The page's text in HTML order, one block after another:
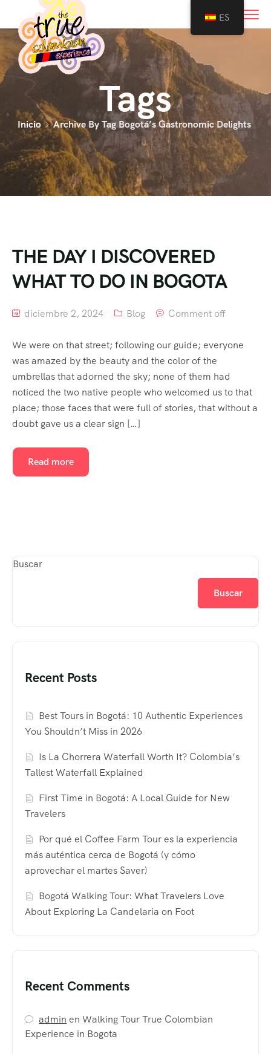
Tags
Inicio Archive By Tag Bogotá’s Gastronomic Delights
THE DAY I DISCOVERED
WHAT TO DO IN BOGOTA
diciembre 2, 2024 Blog Comment off
We were on that street; following our guide; everyone
was amazed by the beauty and the color of the
umbrellas that adorned the sky; none of them had
noticed the two native people who welcomed us to that
place; those faces that were full of stories, that without a
doubt gave us a clear sign […]
Read more
Buscar
Buscar
Recent Posts
Best Tours in Bogotá: 10 Authentic Experiences
You Shouldn’t Miss in 2026
Is La Chorrera Waterfall Worth It? Colombia’s
Tallest Waterfall Explained
First Time in Bogotá: A Local Guide for New
Travelers
Por qué el Coffee Farm Tour es la experiencia
más auténtica cerca de Bogotá (y cómo
aprovechar el martes Saver)
Bogotá Walking Tour: What Travelers Love
About Exploring La Candelaria on Foot
Recent Comments
admin enWalking Tour True Colombian
Experience in Bogota
ES